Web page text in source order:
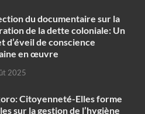
du documentaire sur la
de la dette coloniale: Un
d’éveil de conscience
en œuvre‎
2025
Citoyenneté-Elles forme
sur la gestion de l’hygiène